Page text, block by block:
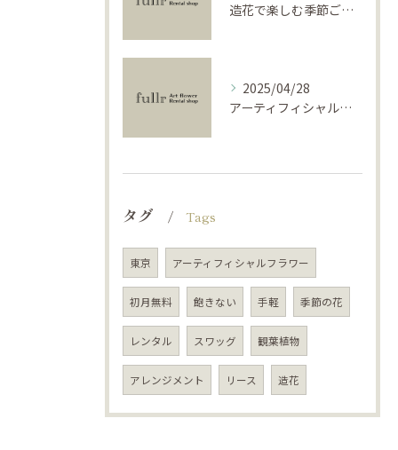
造花で楽しむ季節ごとのインテリア
2025/04/28
アーティフィシャルフラワーで学ぶ基礎と活用法
タグ Tags
東京 アーティフィシャルフラワー
初月無料 飽きない 手軽 季節の花
レンタル スワッグ 観葉植物
アレンジメント リース 造花